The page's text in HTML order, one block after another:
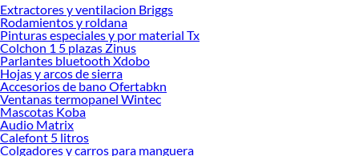
Desde remodelaciones hasta proyectos de decoración, estamos aquí para hacer
tus ideas realidad. ¡Visítanos y encuentra todo lo que tenemos para ofrecerte en
Columnas de ducha!
Explora la variedad de productos de Columnas de ducha en Sodimac
Herramientas, materiales y accesorios de calidad para tus proyectos y
renovación de espacios. ¡Visítanos y descubre todo lo que tenemos para
ofrecerte!
Encuentra una amplia variedad de productos de Columnas de ducha en
Extractores y ventilacion Briggs
Rodamientos y roldana
Pinturas especiales y por material Tx
Colchon 1 5 plazas Zinus
Parlantes bluetooth Xdobo
Hojas y arcos de sierra
Accesorios de bano Ofertabkn
Ventanas termopanel Wintec
Mascotas Koba
Audio Matrix
Calefont 5 litros
Colgadores y carros para manguera